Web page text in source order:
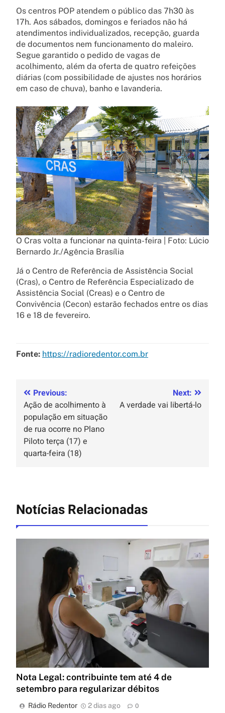
Os centros POP atendem o público das 7h30 às
17h. Aos sábados, domingos e feriados não há
atendimentos individualizados, recepção, guarda
de documentos nem funcionamento do maleiro.
Segue garantido o pedido de vagas de
acolhimento, além da oferta de quatro refeições
diárias (com possibilidade de ajustes nos horários
em caso de chuva), banho e lavanderia.
O Cras volta a funcionar na quinta-feira | Foto: Lúcio
Bernardo Jr./Agência Brasília
Já o Centro de Referência de Assistência Social
(Cras), o Centro de Referência Especializado de
Assistência Social (Creas) e o Centro de
Convivência (Cecon) estarão fechados entre os dias
16 e 18 de fevereiro.
Fonte: https://radioredentor.com.br
Previous:
Ação de acolhimento à
população em situação
de rua ocorre no Plano
Piloto terça (17) e
quarta-feira (18)
Next:
A verdade vai libertá-lo
Notícias Relacionadas
Nota Legal: contribuinte tem até 4 de
setembro para regularizar débitos
Rádio Redentor 2 dias ago 0